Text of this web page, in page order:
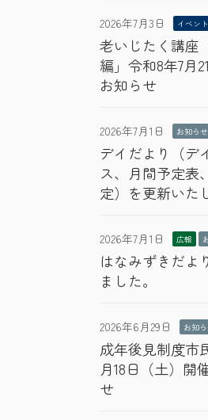
2026年7月3日 イベント
老いじたく講座
編」令和8年7月
お知らせ
2026年7月1日 お知らせ
デイだより（デ
ス、月間予定表
定）を更新いた
2026年7月1日 広報
はなみずきだよ
ました。
2026年6月29日 お知
成年後見制度
月18日（土）開
せ